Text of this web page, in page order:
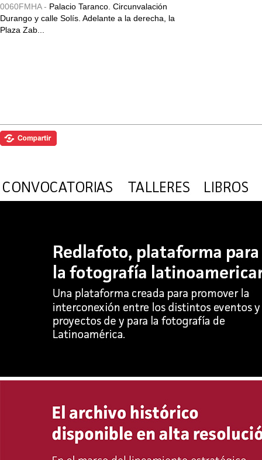
0060FMHA - Palacio Taranco. Circunvalación
Durango y calle Solís. Adelante a la derecha, la
Plaza Zab...